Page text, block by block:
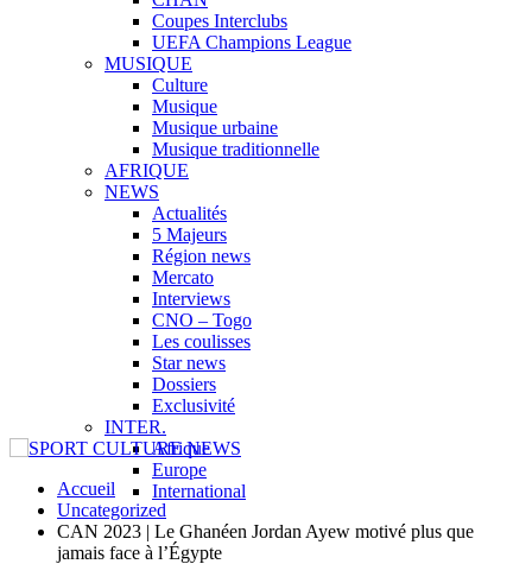
Coupes Interclubs
UEFA Champions League
MUSIQUE
Culture
Musique
Musique urbaine
Musique traditionnelle
AFRIQUE
NEWS
Actualités
5 Majeurs
Région news
Mercato
Interviews
CNO – Togo
Les coulisses
Star news
Dossiers
Exclusivité
INTER.
Afrique
Europe
International
Accueil
Uncategorized
CAN 2023 | Le Ghanéen Jordan Ayew motivé plus que
jamais face à l’Égypte